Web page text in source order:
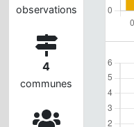
observations
4
communes